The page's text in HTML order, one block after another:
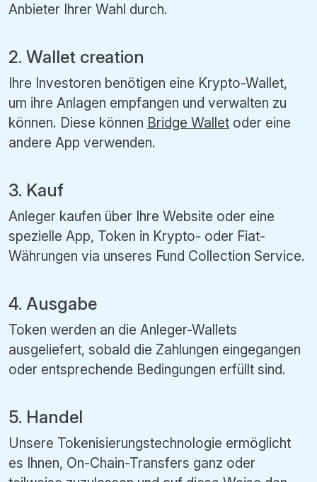
Anbieter Ihrer Wahl durch.
2. Wallet creation
Ihre Investoren benötigen eine Krypto-Wallet,
um ihre Anlagen empfangen und verwalten zu
können. Diese können Bridge Wallet oder eine
andere App verwenden.
3. Kauf
Anleger kaufen über Ihre Website oder eine
spezielle App, Token in Krypto- oder Fiat-
Währungen via unseres Fund Collection Service.
4. Ausgabe
Token werden an die Anleger-Wallets
ausgeliefert, sobald die Zahlungen eingegangen
oder entsprechende Bedingungen erfüllt sind.
5. Handel
Unsere Tokenisierungstechnologie ermöglicht
es Ihnen, On-Chain-Transfers ganz oder